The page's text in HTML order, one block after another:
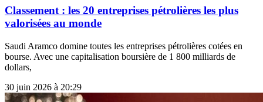
Classement : les 20 entreprises pétrolières les plus
valorisées au monde
Saudi Aramco domine toutes les entreprises pétrolières cotées en
bourse. Avec une capitalisation boursière de 1 800 milliards de
dollars,
30 juin 2026 à 20:29